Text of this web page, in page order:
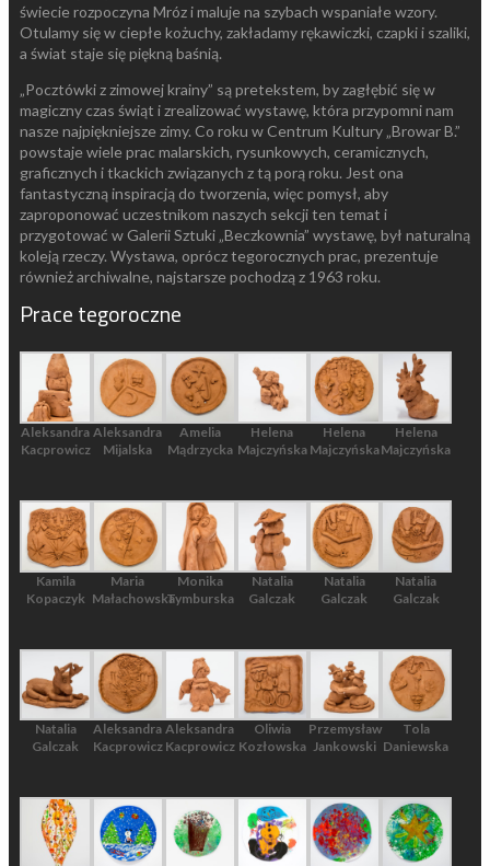
świecie rozpoczyna Mróz i maluje na szybach wspaniałe wzory.
Otulamy się w ciepłe kożuchy, zakładamy rękawiczki, czapki i szaliki,
a świat staje się piękną baśnią.
„Pocztówki z zimowej krainy” są pretekstem, by zagłębić się w
magiczny czas świąt i zrealizować wystawę, która przypomni nam
nasze najpiękniejsze zimy. Co roku w Centrum Kultury „Browar B.”
powstaje wiele prac malarskich, rysunkowych, ceramicznych,
graficznych i tkackich związanych z tą porą roku. Jest ona
fantastyczną inspiracją do tworzenia, więc pomysł, aby
zaproponować uczestnikom naszych sekcji ten temat i
przygotować w Galerii Sztuki „Beczkownia” wystawę, był naturalną
koleją rzeczy. Wystawa, oprócz tegorocznych prac, prezentuje
również archiwalne, najstarsze pochodzą z 1963 roku.
Prace tegoroczne
Aleksandra
Kacprowicz
Aleksandra
Mijalska
Amelia
Mądrzycka
Helena
Majczyńska
Helena
Majczyńska
Helena
Majczyńska
Kamila
Kopaczyk
Maria
Małachowska
Monika
Tymburska
Natalia
Galczak
Natalia
Galczak
Natalia
Galczak
Natalia
Galczak
Aleksandra
Kacprowicz
Aleksandra
Kacprowicz
Oliwia
Kozłowska
Przemysław
Jankowski
Tola
Daniewska